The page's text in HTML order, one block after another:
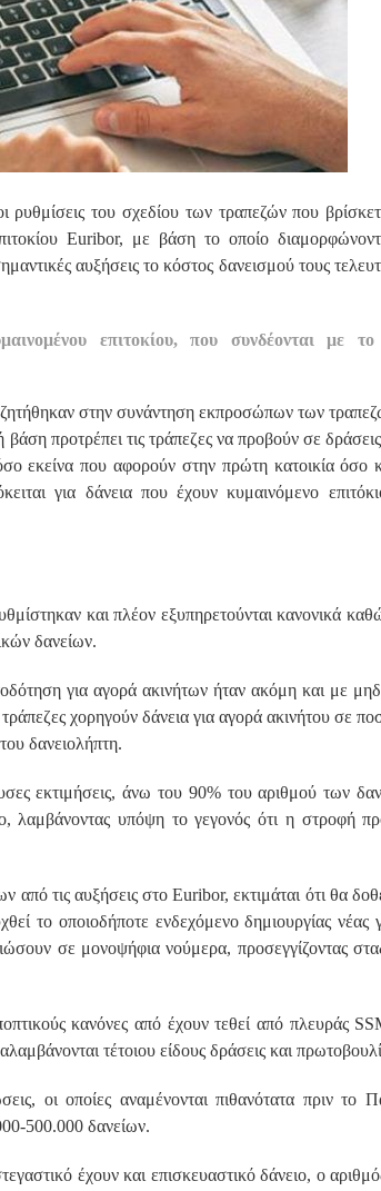
ρυθμίσεις του σχεδίου των τραπεζών που
Euribor, με βάση το οποίο
αυξήσεις το κόστος δανεισμού τους
επιτοκίου, που συνδέονται με το
στην συνάντηση εκπροσώπων των
προτρέπει τις τράπεζες να προβούν σε
εκείνα που αφορούν στην πρώτη κατοικία όσο
για δάνεια που έχουν κυμαινόμενο
και πλέον εξυπηρετούνται κανονικά
δανείων.
για αγορά ακινήτων ήταν ακόμη και με
χορηγούν δάνεια για αγορά ακινήτου σε
δανειολήπτη.
εκτιμήσεις, άνω του 90% του αριθμού των
λαμβάνοντας υπόψη το γεγονός ότι η στροφή
τις αυξήσεις στο Euribor, εκτιμάται ότι θα
το οποιοδήποτε ενδεχόμενο δημιουργίας νέας
σε μονοψήφια νούμερα, προσεγγίζοντας
κανόνες από έχουν τεθεί από πλευράς
τέτοιου είδους δράσεις και
οι οποίες αναμένονται πιθανότατα πριν το
500.000 δανείων.
έχουν και επισκευαστικό δάνειο, ο